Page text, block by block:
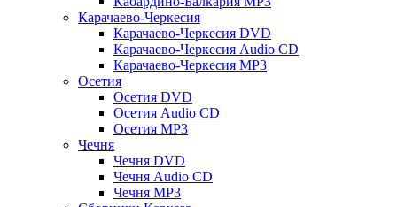
Карачаево-Черкесия
Карачаево-Черкесия DVD
Карачаево-Черкесия Audio CD
Карачаево-Черкесия MP3
Осетия
Осетия DVD
Осетия Audio CD
Осетия MP3
Чечня
Чечня DVD
Чечня Audio CD
Чечня MP3